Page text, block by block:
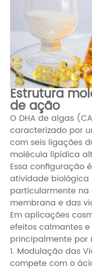
Estrutura
de ação
O DHA de algas
caracterizado por
com seis ligações
molécula lipídica
Essa configuração
atividade biológica
particularmente
membrana e das
Em aplicações
efeitos calmantes
principalmente por
1. Modulação das
compete com o